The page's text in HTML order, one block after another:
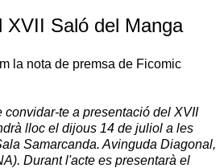
XVII Saló del Manga
la nota de premsa de Ficomic
convidar-te a presentació del XVII
lloc el dijous 14 de juliol a les
Samarcanda. Avinguda Diagonal,
Durant l'acte es presentarà el